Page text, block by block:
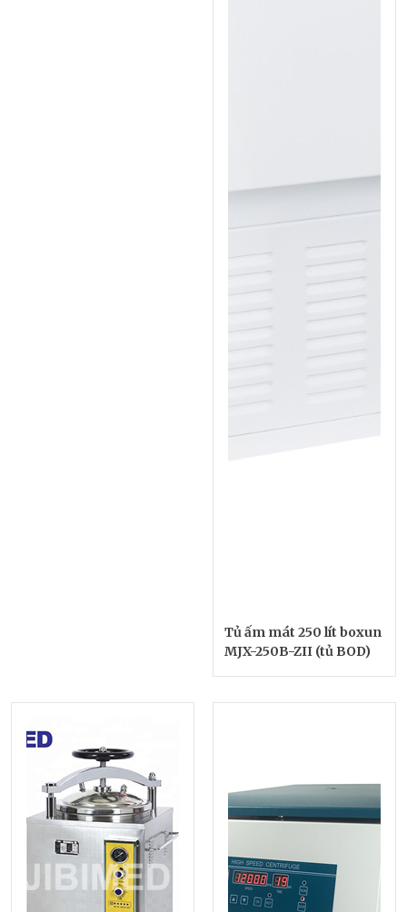
Tủ ấm mát 250 lít boxun
MJX-250B-ZII (tủ BOD)